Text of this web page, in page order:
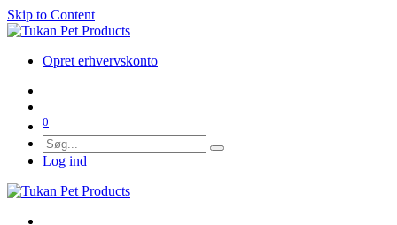
Skip to Content
Opret erhvervskonto
0
Log ind